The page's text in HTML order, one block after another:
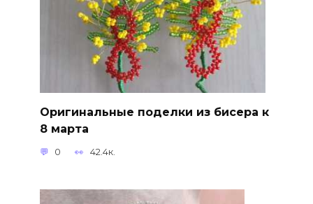
Оригинальные поделки из бисера к
8 марта
0 42.4к.